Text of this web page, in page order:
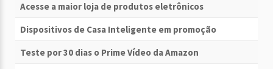
Acesse a maior loja de produtos eletrônicos
Dispositivos de Casa Inteligente em promoção
Teste por 30 dias o Prime Vídeo da Amazon